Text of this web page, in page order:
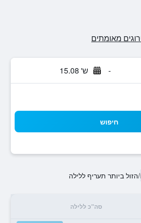
- ש' 15.08
חיפוש
/הזול ביותר תעריף ללילה
סה"כ ללילה